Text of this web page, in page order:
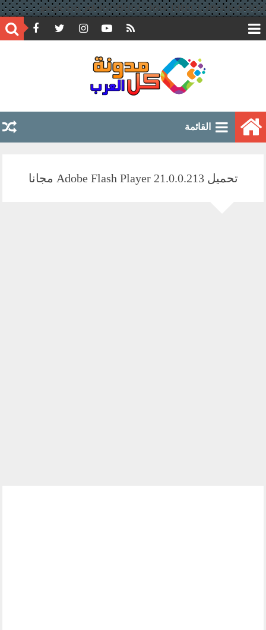
google.com, pub-6597891051776804, DIRECT, f08c47fec0942fa0
القائمة
تحميل Adobe Flash Player 21.0.0.213 مجانا